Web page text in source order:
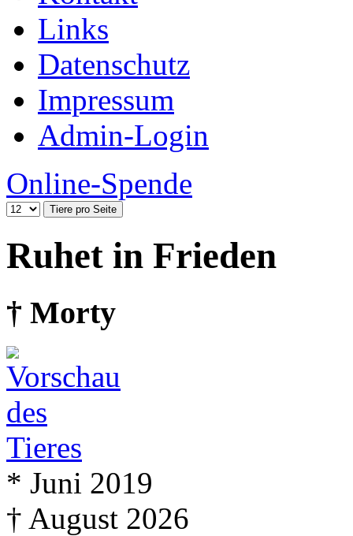
Links
Datenschutz
Impressum
Admin-Login
Online-Spende
Ruhet in Frieden
† Morty
* Juni 2019
† August 2026